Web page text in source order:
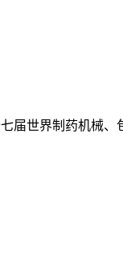
届世界制药机械